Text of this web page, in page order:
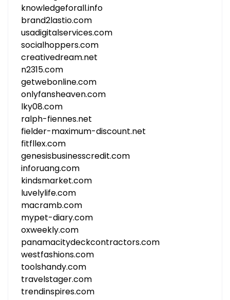
knowledgeforall.info
brand2lastio.com
usadigitalservices.com
socialhoppers.com
creativedream.net
n2315.com
getwebonline.com
onlyfansheaven.com
lky08.com
ralph-fiennes.net
fielder-maximum-discount.net
fitfllex.com
genesisbusinesscredit.com
inforuang.com
kindsmarket.com
luvelylife.com
macramb.com
mypet-diary.com
oxweekly.com
panamacitydeckcontractors.com
westfashions.com
toolshandy.com
travelstager.com
trendinspires.com